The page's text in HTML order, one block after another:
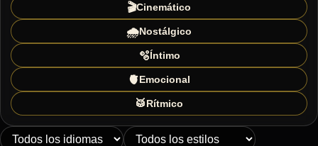
🎬Cinemático
🌧️Nostálgico
🫧Íntimo
🫀Emocional
🥁Rítmico